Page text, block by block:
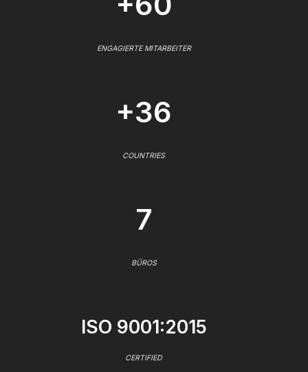
ENGAGIERTE MITARBEITER
+36
COUNTRIES
7
BÜROS
ISO 9001:2015
CERTIFIED